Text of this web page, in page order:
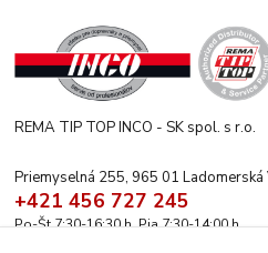
REMA TIP TOP INCO - SK spol. s r.o.
Priemyselná 255, 965 01 Ladomerská
+421 456 727 245
Po-Št 7:30-16:30 h. Pia 7:30-14:00 h.